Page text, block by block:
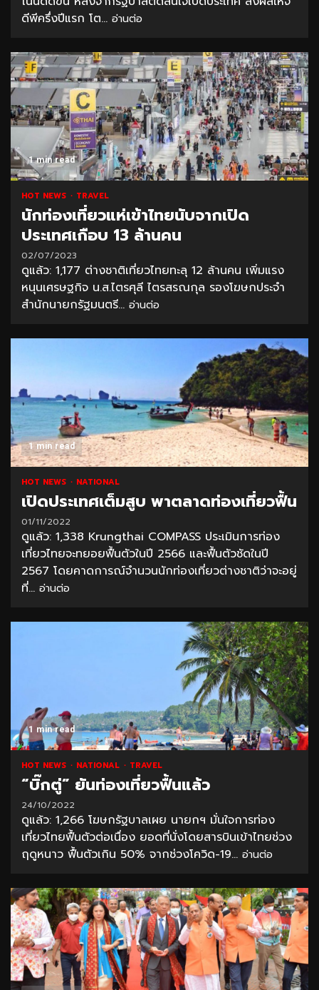
ดีพีครึ่งปีแรก โต... อ่านต่อ
1 min read
HOT NEWS TRAVEL
นักท่องเที่ยวแห่เข้าไทยนับจากเปิด
ประเทศเกือบ 13 ล้านคน
02/07/2023
ดูแล้ว: 1,177 ต่างชาติเที่ยวไทยทะลุ 12 ล้านคน เพิ่มแรง
หนุนเศรษฐกิจ น.ส.ไตรศุลี ไตรสรณกุล รองโฆษกประจำ
สำนักนายกรัฐมนตรี... อ่านต่อ
1 min read
HOT NEWS NATIONAL
เปิดประเทศเต็มสูบ พาตลาดท่องเที่ยวฟื้น
01/11/2022
ดูแล้ว: 1,338 Krungthai COMPASS ประเมินการท่อง
เที่ยวไทยจะทยอยฟื้นตัวในปี 2566 และฟื้นตัวชัดในปี
2567 โดยคาดการณ์จำนวนนักท่องเที่ยวต่างชาติว่าจะอยู่
ที่... อ่านต่อ
1 min read
HOT NEWS NATIONAL TRAVEL
“บิ๊กตู่” ยันท่องเที่ยวฟื้นแล้ว
24/10/2022
ดูแล้ว: 1,266 โฆษกรัฐบาลเผย นายกฯ มั่นใจการท่อง
เที่ยวไทยฟื้นตัวต่อเนื่อง ยอดที่นั่งโดยสารบินเข้าไทยช่วง
ฤดูหนาว ฟื้นตัวเกิน 50% จากช่วงโควิด-19... อ่านต่อ